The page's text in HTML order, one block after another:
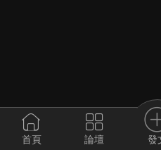
首頁 論壇 發